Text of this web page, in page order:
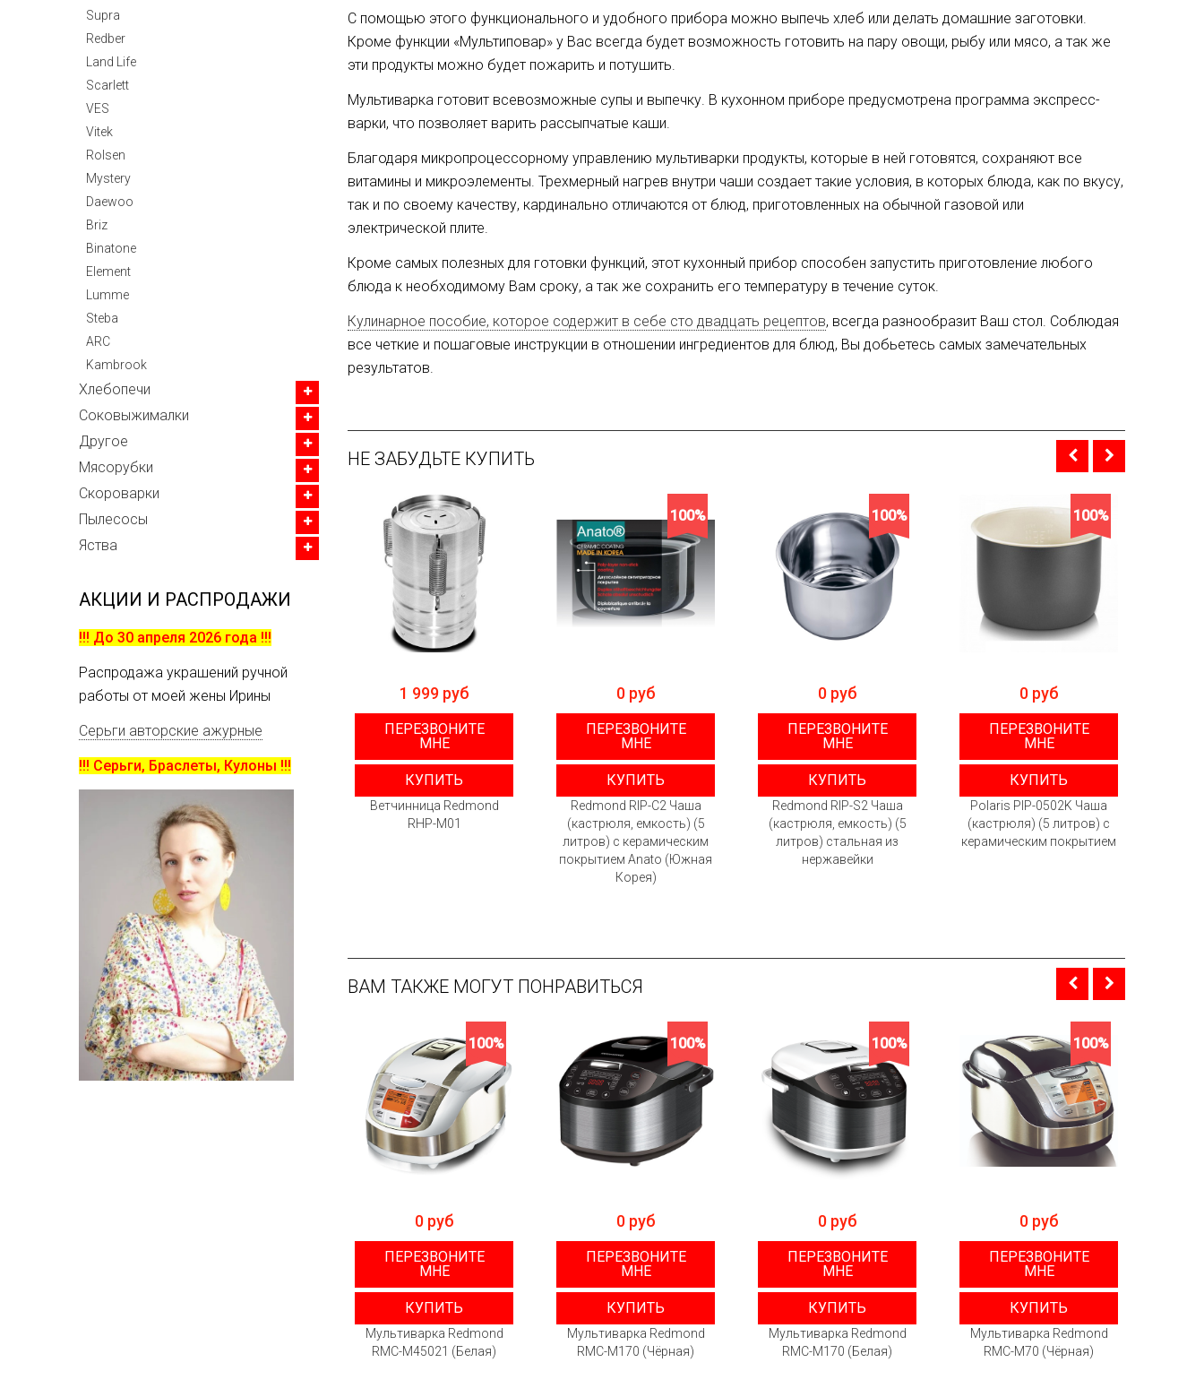
Supra
Redber
Land Life
Scarlett
VES
Vitek
Rolsen
Mystery
Daewoo
Briz
Binatone
Element
Lumme
Steba
ARC
Kambrook
Хлебопечи
Соковыжималки
Другое
Мясорубки
Скороварки
Пылесосы
Яства
АКЦИИ И РАСПРОДАЖИ
!!! До 30 апреля 2026 года !!!
Распродажа украшений ручной
работы от моей жены Ирины
Серьги авторские ажурные
!!! Серьги, Браслеты, Кулоны !!!
С помощью этого функционального и удобного прибора можно выпечь хлеб или делать домашние заготовки.
Кроме функции «Мультиповар» у Вас всегда будет возможность готовить на пару овощи, рыбу или мясо, а так же
эти продукты можно будет пожарить и потушить.
Мультиварка готовит всевозможные супы и выпечку. В кухонном приборе предусмотрена программа экспресс-
варки, что позволяет варить рассыпчатые каши.
Благодаря микропроцессорному управлению мультиварки продукты, которые в ней готовятся, сохраняют все
витамины и микроэлементы. Трехмерный нагрев внутри чаши создает такие условия, в которых блюда, как по вкусу,
так и по своему качеству, кардинально отличаются от блюд, приготовленных на обычной газовой или
электрической плите.
Кроме самых полезных для готовки функций, этот кухонный прибор способен запустить приготовление любого
блюда к необходимому Вам сроку, а так же сохранить его температуру в течение суток.
Кулинарное пособие, которое содержит в себе сто двадцать рецептов, всегда разнообразит Ваш стол. Соблюдая
все четкие и пошаговые инструкции в отношении ингредиентов для блюд, Вы добьетесь самых замечательных
результатов.
НЕ ЗАБУДЬТЕ КУПИТЬ
1 999 руб
ПЕРЕЗВОНИТЕ
МНЕ
КУПИТЬ
Ветчинница Redmond
RHP-M01
100%
0 руб
ПЕРЕЗВОНИТЕ
МНЕ
КУПИТЬ
Redmond RIP-C2 Чаша
(кастрюля, емкость) (5
литров) с керамическим
покрытием Anato (Южная
Корея)
100%
0 руб
ПЕРЕЗВОНИТЕ
МНЕ
КУПИТЬ
Redmond RIP-S2 Чаша
(кастрюля, емкость) (5
литров) стальная из
нержавейки
100%
0 руб
ПЕРЕЗВОНИТЕ
МНЕ
КУПИТЬ
Polaris PIP-0502K Чаша
(кастрюля) (5 литров) с
керамическим покрытием
ВАМ ТАКЖЕ МОГУТ ПОНРАВИТЬСЯ
100%
0 руб
ПЕРЕЗВОНИТЕ
МНЕ
КУПИТЬ
Мультиварка Redmond
RMC-M45021 (Белая)
100%
0 руб
ПЕРЕЗВОНИТЕ
МНЕ
КУПИТЬ
Мультиварка Redmond
RMC-M170 (Чёрная)
100%
0 руб
ПЕРЕЗВОНИТЕ
МНЕ
КУПИТЬ
Мультиварка Redmond
RMC-M170 (Белая)
100%
0 руб
ПЕРЕЗВОНИТЕ
МНЕ
КУПИТЬ
Мультиварка Redmond
RMC-M70 (Чёрная)